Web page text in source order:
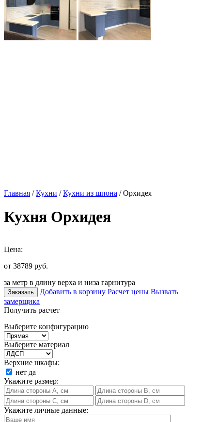
Главная /Кухни /Кухни из шпона / Орхидея
Кухня Орхидея
Цена:
от 38789 руб.
за метр в длину верха и низа гарнитура
Заказать Добавить в корзину Расчет цены Вызвать
замерщика
Получить расчет
Выберите конфигурацию
Выберите материал
Верхние шкафы:
нет да
Укажите размер:
Укажите личные данные: